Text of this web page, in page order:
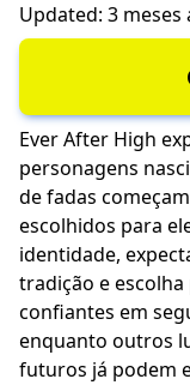
Updated: 3 meses
Ever After High
personagens
de fadas
escolhidos para
identidade,
tradição e
confiantes em
enquanto outros
futuros já podem